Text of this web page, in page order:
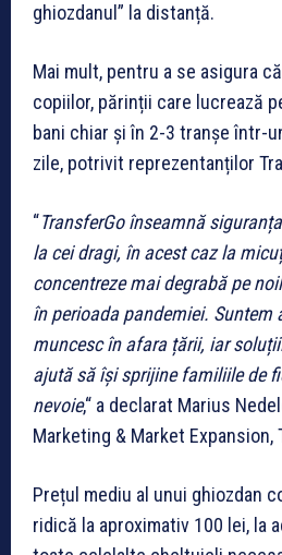
ghiozdanul” la distanță.
Mai mult, pentru a se asigura
copiilor, părinții care lucrează
bani chiar și în 2-3 tranșe într-
zile, potrivit reprezentanților
“TransferGo înseamnă
la cei dragi, în acest caz la
concentreze mai degrabă pe
în perioada pandemiei. Suntem
muncesc în afara țării, iar
ajută să își sprijine familiile de
nevoie,“ a declarat Marius
Marketing & Market Expansion,
Prețul mediu al unui ghiozdan
ridică la aproximativ 100 lei, la